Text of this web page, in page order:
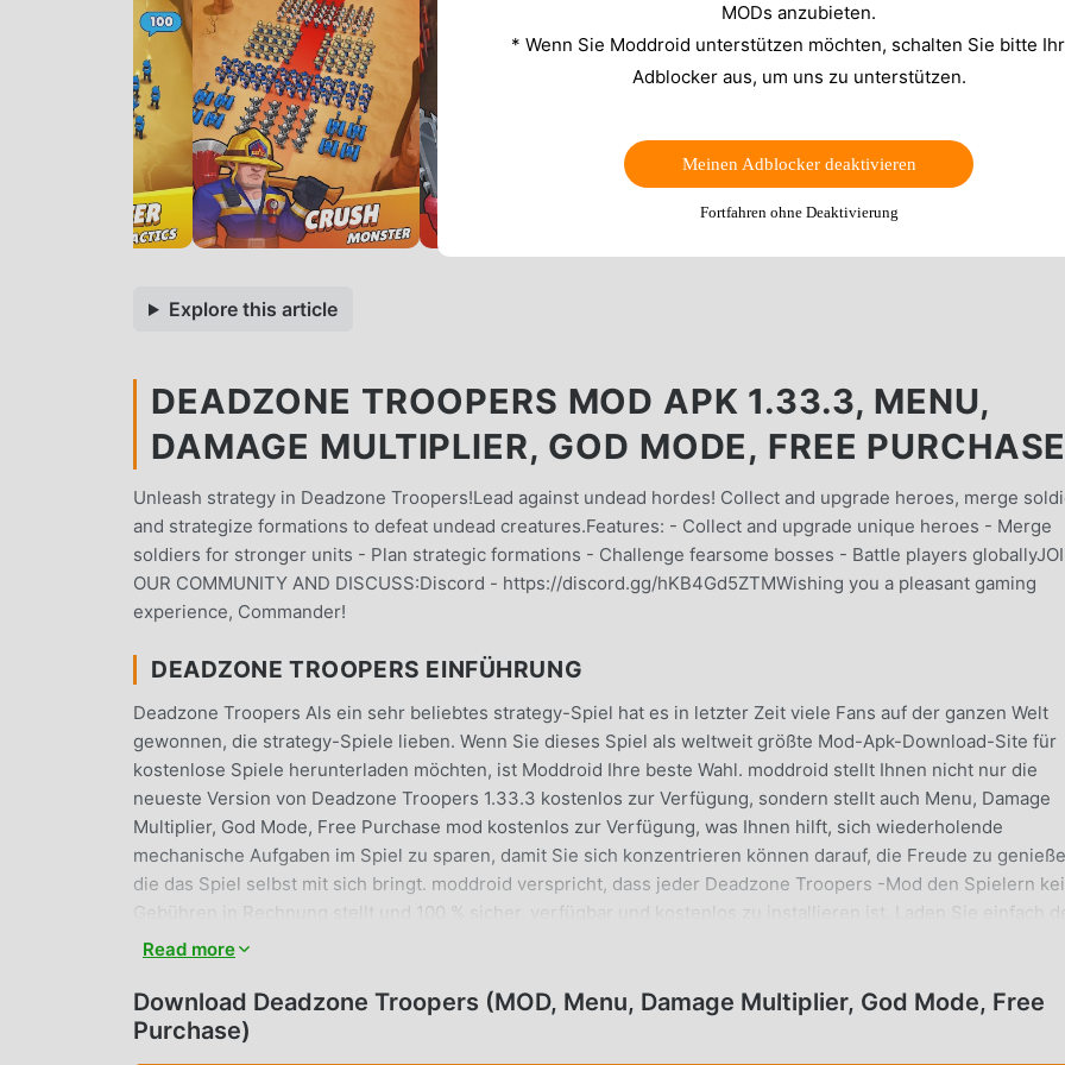
Explore this article
DEADZONE TROOPERS MOD APK 1.33.3, MENU,
DAMAGE MULTIPLIER, GOD MODE, FREE PURCHASE
Unleash strategy in Deadzone Troopers!Lead against undead hordes! Collect and upgrade heroes, merge
and strategize formations to defeat undead creatures.Features: - Collect and upgrade unique heroes - Merge
soldiers for stronger units - Plan strategic formations - Challenge fearsome bosses - Battle players
OUR COMMUNITY AND DISCUSS:Discord - https://discord.gg/hKB4Gd5ZTMWishing you a pleasant gaming
experience, Commander!
DEADZONE TROOPERS EINFÜHRUNG
Deadzone Troopers Als ein sehr beliebtes strategy-Spiel hat es in letzter Zeit viele Fans auf der ganzen Welt
gewonnen, die strategy-Spiele lieben. Wenn Sie dieses Spiel als weltweit größte Mod-Apk-Download-Site für
kostenlose Spiele herunterladen möchten, ist Moddroid Ihre beste Wahl. moddroid stellt Ihnen nicht nur die
neueste Version von Deadzone Troopers 1.33.3 kostenlos zur Verfügung, sondern stellt auch Menu, Damage
Multiplier, God Mode, Free Purchase mod kostenlos zur Verfügung, was Ihnen hilft, sich wiederholende
mechanische Aufgaben im Spiel zu sparen, damit Sie sich konzentrieren können darauf, die Freude zu
die das Spiel selbst mit sich bringt. moddroid verspricht, dass jeder Deadzone Troopers -Mod den Spielern
Gebühren in Rechnung stellt und 100 % sicher, verfügbar und kostenlos zu installieren ist. Laden Sie einfach
Moddroid-Client herunter, Sie können Deadzone Troopers 1.33.3 mit einem Klick herunterladen und
EINZIGARTIGES GAMEPLAY
Read more
Download Deadzone Troopers (MOD, Menu, Damage Multiplier, God Mode, Free
Purchase)
MODs anzubieten.
* Wenn Sie Moddroid unterstützen möchten, schalten Sie bitte
Adblocker aus, um uns zu unterstützen.
Meinen Adblocker deaktivieren
Fortfahren ohne Deaktivierung